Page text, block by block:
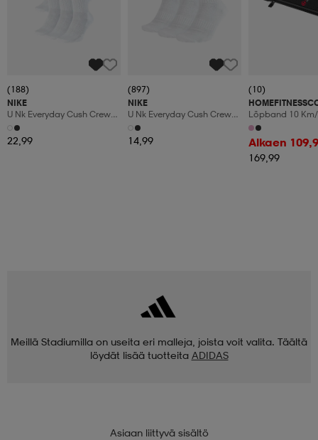
(188)
NIKE
U Nk Everyday Cush Crew
6pr-Bd
22,99
(897)
NIKE
U Nk Everyday Cush Crew
3pr
14,99
(10)
Löpband 10
Manuaalinen
Led-Display
Alkaen
169,99
Meillä Stadiumilla on useita eri malleja, joista voit valita. Täältä
löydät lisää tuotteita ADIDAS
Asiaan liittyvä sisältö